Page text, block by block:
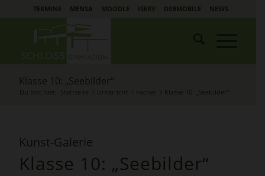
TERMINE MENSA MOODLE ISERV DSBMOBILE NEWS
Klasse 10: „Seebilder“
Du bist hier: Startseite Unterricht Fächer Klasse 10: „Seebilder“
Kunst-Galerie
Klasse 10: „Seebilder“